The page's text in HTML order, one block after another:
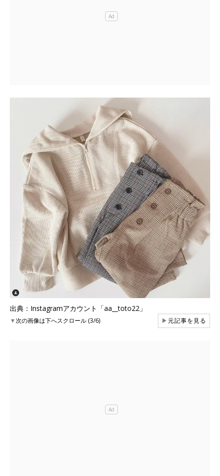
出典：Instagramアカウント「aa__toto22」
▼次の画像は下へスクロール (3/6) ▶元記事を見る